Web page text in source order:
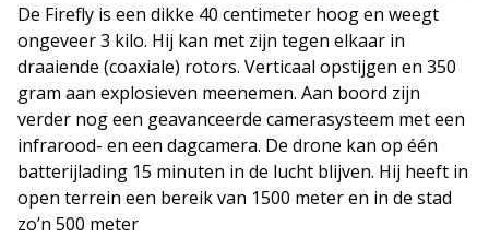
De Firefly is een dikke 40 centimeter hoog en weegt
ongeveer 3 kilo. Hij kan met zijn tegen elkaar in
draaiende (coaxiale) rotors. Verticaal opstijgen en 350
gram aan explosieven meenemen. Aan boord zijn
verder nog een geavanceerde camerasysteem met een
infrarood- en een dagcamera. De drone kan op één
batterijlading 15 minuten in de lucht blijven. Hij heeft in
open terrein een bereik van 1500 meter en in de stad
zo’n 500 meter